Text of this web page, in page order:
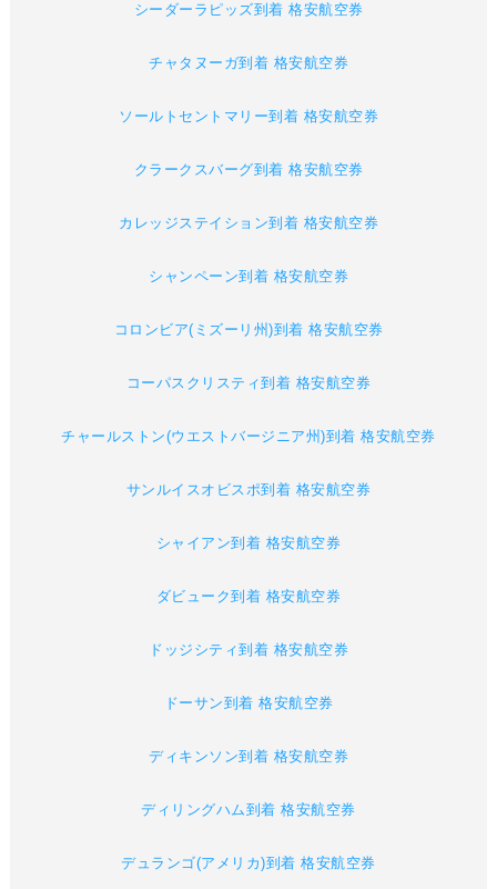
シーダーラピッズ到着 格安航空券
チャタヌーガ到着 格安航空券
ソールトセントマリー到着 格安航空券
クラークスバーグ到着 格安航空券
カレッジステイション到着 格安航空券
シャンペーン到着 格安航空券
コロンビア(ミズーリ州)到着 格安航空券
コーパスクリスティ到着 格安航空券
チャールストン(ウエストバージニア州)到着 格安航空券
サンルイスオビスポ到着 格安航空券
シャイアン到着 格安航空券
ダビューク到着 格安航空券
ドッジシティ到着 格安航空券
ドーサン到着 格安航空券
ディキンソン到着 格安航空券
ディリングハム到着 格安航空券
デュランゴ(アメリカ)到着 格安航空券